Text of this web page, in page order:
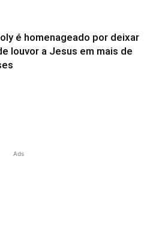
é homenageado por deixar
louvor a Jesus em mais de
Ads